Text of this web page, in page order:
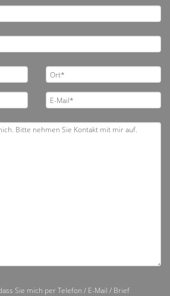
Sie mich per Telefon / E-Mail / Brief